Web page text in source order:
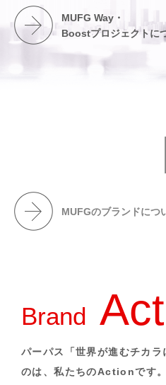
MUFG Way・
Boostプロジェクトに
MUFGのブランドにつ
Brand
パーパス「世界が進むチカラ
のは、私たちのActionです。